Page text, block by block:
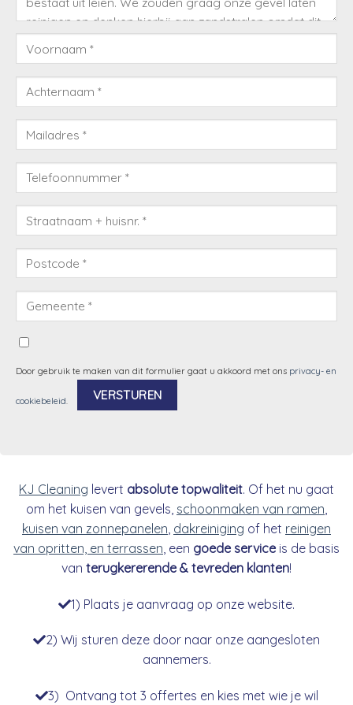
Door gebruik te maken van dit formulier gaat u akkoord met ons privacy- en
cookiebeleid.
KJ Cleaning levert absolute topwaliteit. Of het nu gaat
om het kuisen van gevels, schoonmaken van ramen
kuisen van zonnepanelen dakreiniging of het reinigen
van opritten, en terrassen , een goede serviceis de basis
van terugkererende & tevreden klanten!
1) Plaats je aanvraag op onze website.
2) Wij sturen deze door naar onze aangesloten
aannemers.
3) Ontvang tot 3 offertes en kies met wie je wil